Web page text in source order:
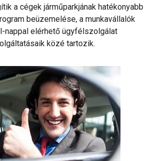
a cégek járműparkjának hatékonyabb
beüzemelése, a munkavállalók
nappal elérhető ügyfélszolgálat
közé tartozik.